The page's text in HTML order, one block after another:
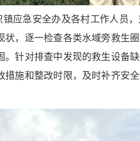
应急安全办及各村工作人员
，逐一检查各类水域旁救生
针对排查中发现的救生设备
施和整改时限，及时补齐安